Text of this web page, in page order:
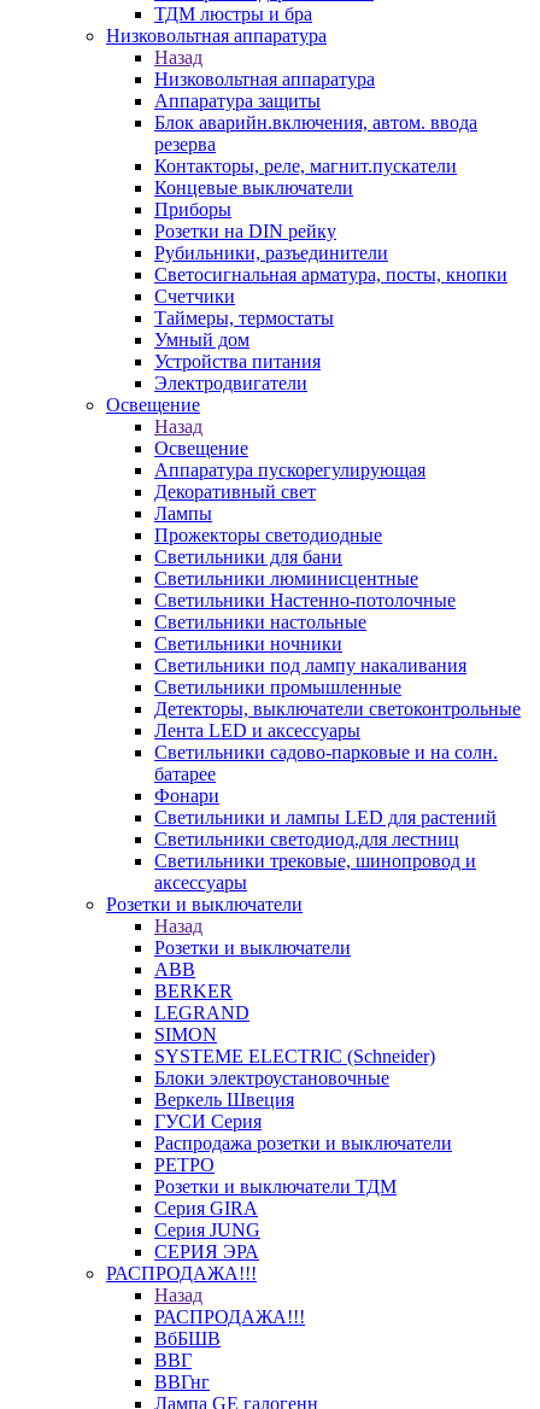
ТДМ люстры и бра
Низковольтная аппаратура
Назад
Низковольтная аппаратура
Аппаратура защиты
Блок аварийн.включения, автом. ввода
резерва
Контакторы, реле, магнит.пускатели
Концевые выключатели
Приборы
Розетки на DIN рейку
Рубильники, разъединители
Светосигнальная арматура, посты, кнопки
Счетчики
Таймеры, термостаты
Умный дом
Устройства питания
Электродвигатели
Освещение
Назад
Освещение
Аппаратура пускорегулирующая
Декоративный свет
Лампы
Прожекторы светодиодные
Светильники для бани
Светильники люминисцентные
Светильники Настенно-потолочные
Светильники настольные
Светильники ночники
Светильники под лампу накаливания
Светильники промышленные
Детекторы, выключатели светоконтрольные
Лента LED и аксессуары
Светильники садово-парковые и на солн.
батарее
Фонари
Светильники и лампы LED для растений
Светильники светодиод.для лестниц
Светильники трековые, шинопровод и
аксессуары
Розетки и выключатели
Назад
Розетки и выключатели
ABB
BERKER
LEGRAND
SIMON
SYSTEME ELECTRIC (Schneider)
Блоки электроустановочные
Веркель Швеция
ГУСИ Серия
Распродажа розетки и выключатели
РЕТРО
Розетки и выключатели ТДМ
Серия GIRA
Серия JUNG
СЕРИЯ ЭРА
РАСПРОДАЖА!!!
Назад
РАСПРОДАЖА!!!
ВбБШВ
ВВГ
ВВГнг
Лампа GE галогенн